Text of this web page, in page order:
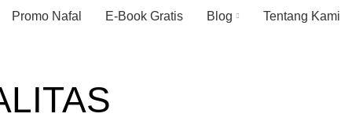
Promo Nafal E-Book Gratis Blog Tentang Kami